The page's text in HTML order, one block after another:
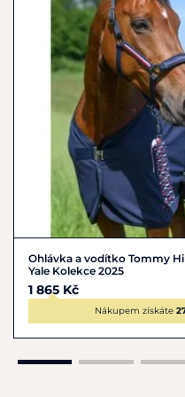
Ohlávka a vodítko Tommy
Yale Kolekce 2025
1 865 Kč
Nákupem získáte